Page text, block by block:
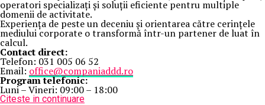
operatori specializați și soluții eficiente pentru multiple
domenii de activitate.
Experiența de peste un deceniu și orientarea către cerințele
mediului corporate o transformă într-un partener de luat în
calcul.
Contact direct:
Telefon: 031 005 06 52
Email: office@companiaddd.ro
Program telefonic:
Luni – Vineri: 09:00 – 18:00
Citeste in continuare